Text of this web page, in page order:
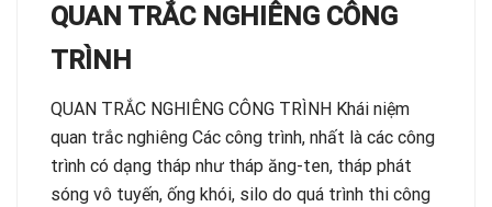
QUAN TRẮC NGHIÊNG CÔNG
TRÌNH
QUAN TRẮC NGHIÊNG CÔNG TRÌNH Khái niệm
quan trắc nghiêng Các công trình, nhất là các công
trình có dạng tháp như tháp ăng-ten, tháp phát
sóng vô tuyến, ống khói, silo do quá trình thi công